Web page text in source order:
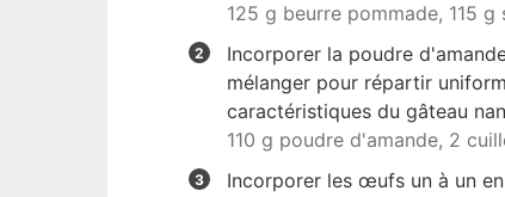
125 g beurre pommade, 115 g
Incorporer la poudre
mélanger pour répartir
caractéristiques du gâteau
110 g poudre d'amande, 2
Incorporer les œufs un à un